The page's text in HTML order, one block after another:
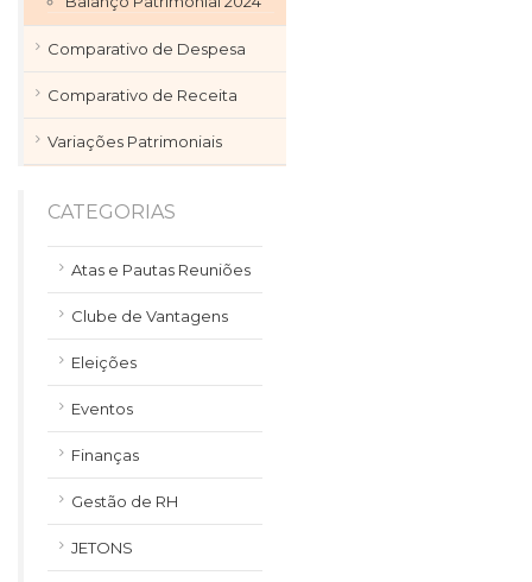
Comparativo de Despesa
Comparativo de Receita
Variações Patrimoniais
CATEGORIAS
Atas e Pautas Reuniões
Clube de Vantagens
Eleições
Eventos
Finanças
Gestão de RH
JETONS